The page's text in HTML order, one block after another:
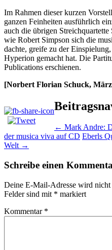
Im Rahmen dieser kurzen
ganzen Feinheiten ausführlich
auch die übrigen
wie Robert Simpson sich die
dachte, greife zu der
Hyperion gemacht hat. Die
Publications erschienen.
[Norbert Florian Schuck,
← Mark Andre:
der musica viva auf CD Eberls
Welt →
Schreibe einen
Deine E-Mail-Adresse wird
Felder sind mit * markiert
Kommentar *